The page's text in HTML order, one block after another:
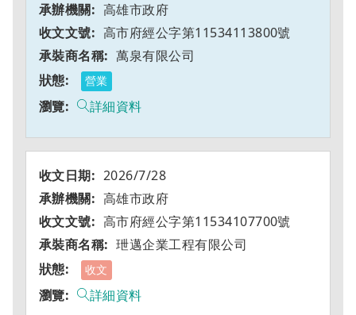
高雄市政府
高市府經公字第11534113800號
萬泉有限公司
營業
詳細資料
2026/7/28
高雄市政府
高市府經公字第11534107700號
玴邁企業工程有限公司
收文
詳細資料